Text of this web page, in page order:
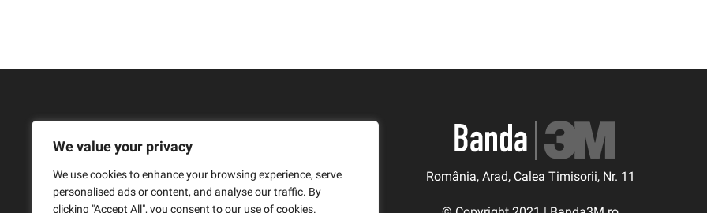
We value your privacy
We use cookies to enhance your browsing experience, serve
personalised ads or content, and analyse our traffic. By
clicking "Accept All", you consent to our use of cookies.
România, Arad, Calea Timisorii, Nr. 11